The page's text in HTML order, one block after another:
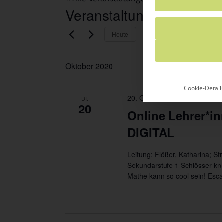
Veranstaltungen von
Heute 20. Oktober
wählen.
Oktober 2020
DI.
20
Online
DIGITAL
20. Oktober 2020 @ 14:00
Leitung: Flößer, Katharina;
Sekundarstufe 1 Schlösser
Mathe kann so cool sein!
Cookie-